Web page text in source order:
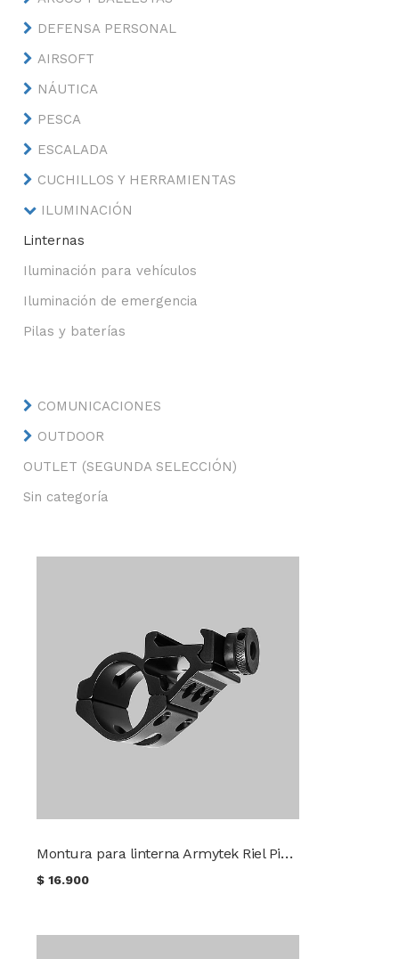
DEFENSA PERSONAL
AIRSOFT
NÁUTICA
PESCA
ESCALADA
CUCHILLOS Y HERRAMIENTAS
ILUMINACIÓN
Linternas
Iluminación para vehículos
Iluminación de emergencia
Pilas y baterías
COMUNICACIONES
OUTDOOR
OUTLET (SEGUNDA SELECCIÓN)
Sin categoría
Montura para linterna Armytek Riel Picatinny AWM-06
$16.900